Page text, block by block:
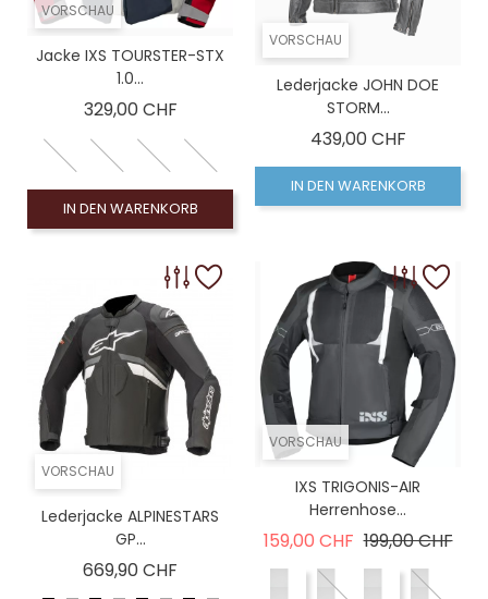
VORSCHAU
Jacke IXS TOURSTER-STX
1.0...
329,00 CHFPreis
IN DEN WARENKORB
VORSCHAU
Lederjacke JOHN DOE
STORM...
439,00 CHFPreis
IN DEN WARENKORB
VORSCHAU
Lederjacke ALPINESTARS
GP...
669,90 CHF
VORSCHAU
IXS TRIGONIS-AIR
Herrenhose...
159,00 CHF Verkaufspreis
199,00 CHF